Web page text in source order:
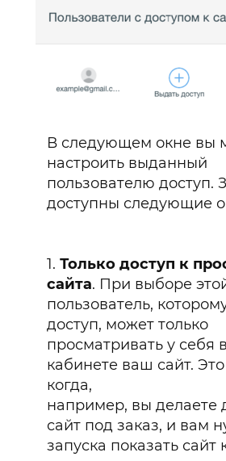
Получите
от mottor при
подключении
В следующем окне вы
настроить выданный
пользователю доступ.
доступны следующие
1.Только доступ к
сайта. При выборе
пользователь,
доступ, может только
просматривать у себя
кабинете ваш сайт.
когда,
например, вы делаете
сайт под заказ, и вам
запуска показать сайт